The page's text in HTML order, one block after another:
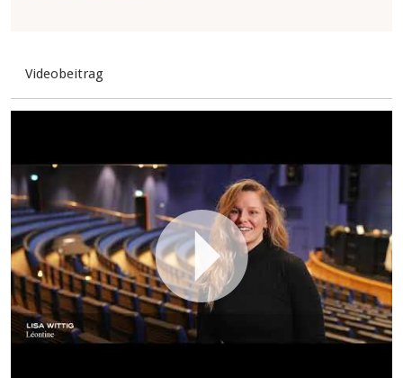
Videobeitrag